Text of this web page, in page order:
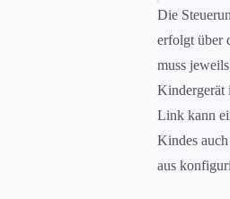
Die
erfolgt über
muss
Kindergerät
Link kann
Kindes
aus